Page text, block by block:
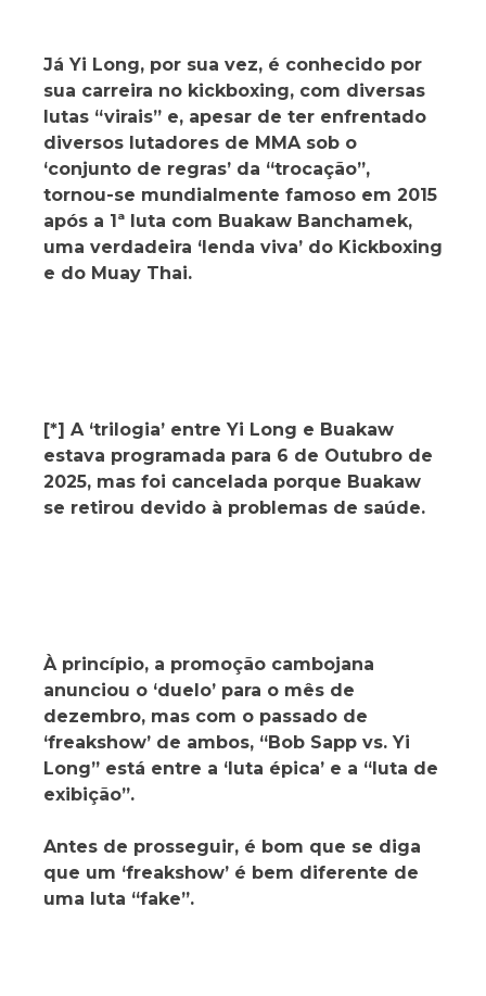
Já Yi Long, por sua vez, é conhecido por
sua carreira no kickboxing, com diversas
lutas “virais” e, apesar de ter enfrentado
diversos lutadores de MMA sob o
‘conjunto de regras’ da “trocação”,
tornou-se mundialmente famoso em 2015
após a 1ª luta com Buakaw Banchamek,
uma verdadeira ‘lenda viva’ do Kickboxing
e do Muay Thai.
[*] A ‘trilogia’ entre Yi Long e Buakaw
estava programada para 6 de Outubro de
2025, mas foi cancelada porque Buakaw
se retirou devido à problemas de saúde.
À princípio, a promoção cambojana
anunciou o ‘duelo’ para o mês de
dezembro, mas com o passado de
‘freakshow’ de ambos, “Bob Sapp vs. Yi
Long” está entre a ‘luta épica’ e a “luta de
exibição”.
Antes de prosseguir, é bom que se diga
que um ‘freakshow’ é bem diferente de
uma luta “fake”.